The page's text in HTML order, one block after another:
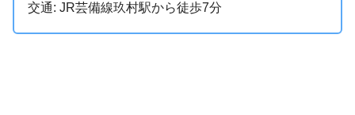
交通: JR芸備線玖村駅から徒歩7分